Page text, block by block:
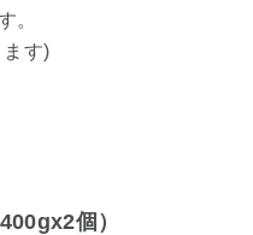
。
す)
個）